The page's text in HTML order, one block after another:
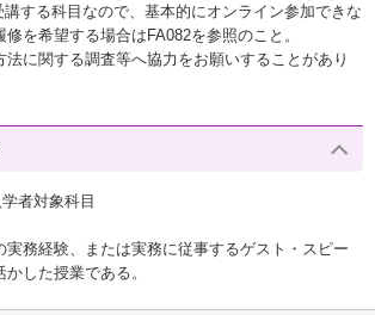
講する科目なので、基本的にオンライン参加できな
を希望する場合はFA082を参照のこと。
法に関する調査等へ協力をお願いすることがあり
者対象科目
実務経験、または実務に従事するゲスト・スピー
した授業である。